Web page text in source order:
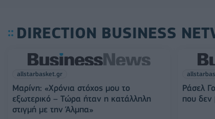
DIRECTION BUSINESS
allstarbasket.gr
Μαρίνη: «Χρόνια στόχος μου το
εξωτερικό – Τώρα ήταν η κατάλληλη
στιγμή με την Άλμπα»
Ράσελ
που δεν